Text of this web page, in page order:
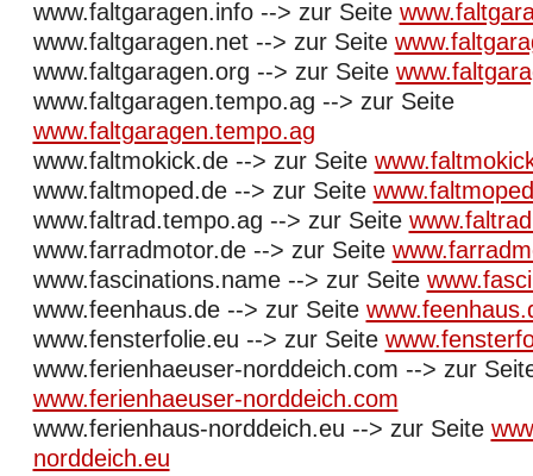
www.faltgaragen.info --> zur Seite
www.faltgaragen.net --> zur Seite
www.faltgaragen.org --> zur Seite
www.faltgaragen.tempo.ag --> zur Seite
www.faltgaragen.tempo.ag
www.faltmokick.de --> zur Seite
www.faltmoped.de --> zur Seite
www.faltrad.tempo.ag --> zur Seite
www.farradmotor.de --> zur Seite
www.fascinations.name --> zur Seite
www.feenhaus.de --> zur Seite
www.fensterfolie.eu --> zur Seite
www.ferienhaeuser-norddeich.com --> zur
www.ferienhaeuser-norddeich.com
www.ferienhaus-norddeich.eu --> zur Seite
norddeich.eu